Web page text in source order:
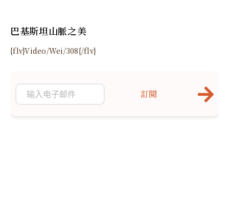
巴基斯坦山脈之美
{flv}Video/Wei/308{/flv}
訂閱